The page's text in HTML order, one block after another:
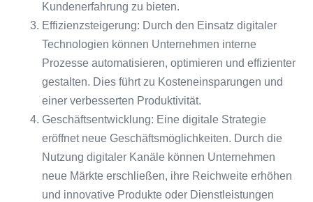
Kundenerfahrung zu bieten.
Effizienzsteigerung: Durch den Einsatz digitaler
Technologien können Unternehmen interne
Prozesse automatisieren, optimieren und effizienter
gestalten. Dies führt zu Kosteneinsparungen und
einer verbesserten Produktivität.
Geschäftsentwicklung: Eine digitale Strategie
eröffnet neue Geschäftsmöglichkeiten. Durch die
Nutzung digitaler Kanäle können Unternehmen
neue Märkte erschließen, ihre Reichweite erhöhen
und innovative Produkte oder Dienstleistungen